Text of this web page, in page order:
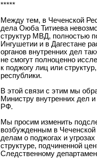
*****
Между тем, в Чеченской
дела Оюба Титиева
структур МВД, полностью
Ингушетии и в Дагестане
органов внутренних дел
не смогут полноценно
к поджогу лиц или
республики.
В этой связи с этим мы
Министру внутренних дел
РФ.
Мы просим изменить
возбужденным в
делам о поджогах и
структуре, подчиненной
Следственному